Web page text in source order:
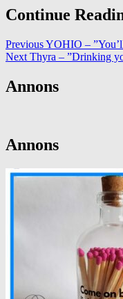
Continue
PreviousYOHIO –
Next Thyra – ”Drinking
Annons
Annons